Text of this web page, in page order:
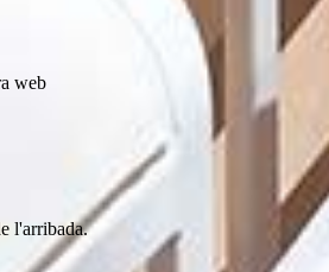
web
l'arribada.